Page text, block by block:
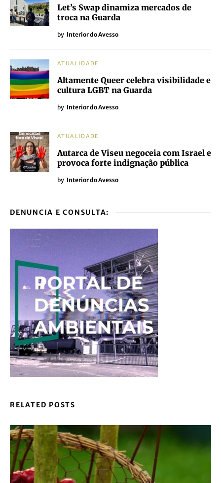
Let’s Swap dinamiza mercados de
troca na Guarda
by Interior do Avesso
ATUALIDADE
Altamente Queer celebra visibilidade e
cultura LGBT na Guarda
by Interior do Avesso
ATUALIDADE
Autarca de Viseu negoceia com Israel e
provoca forte indignação pública
by Interior do Avesso
DENUNCIA E CONSULTA:
RELATED POSTS